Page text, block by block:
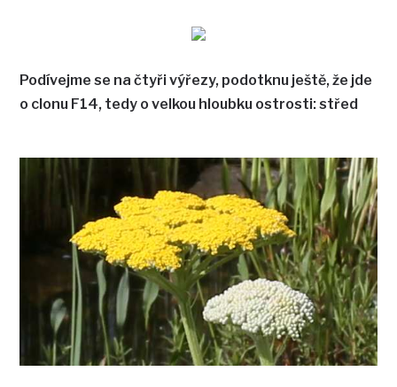
Podívejme se na čtyři výřezy, podotknu ještě, že jde
o clonu F14, tedy o velkou hloubku ostrosti: střed